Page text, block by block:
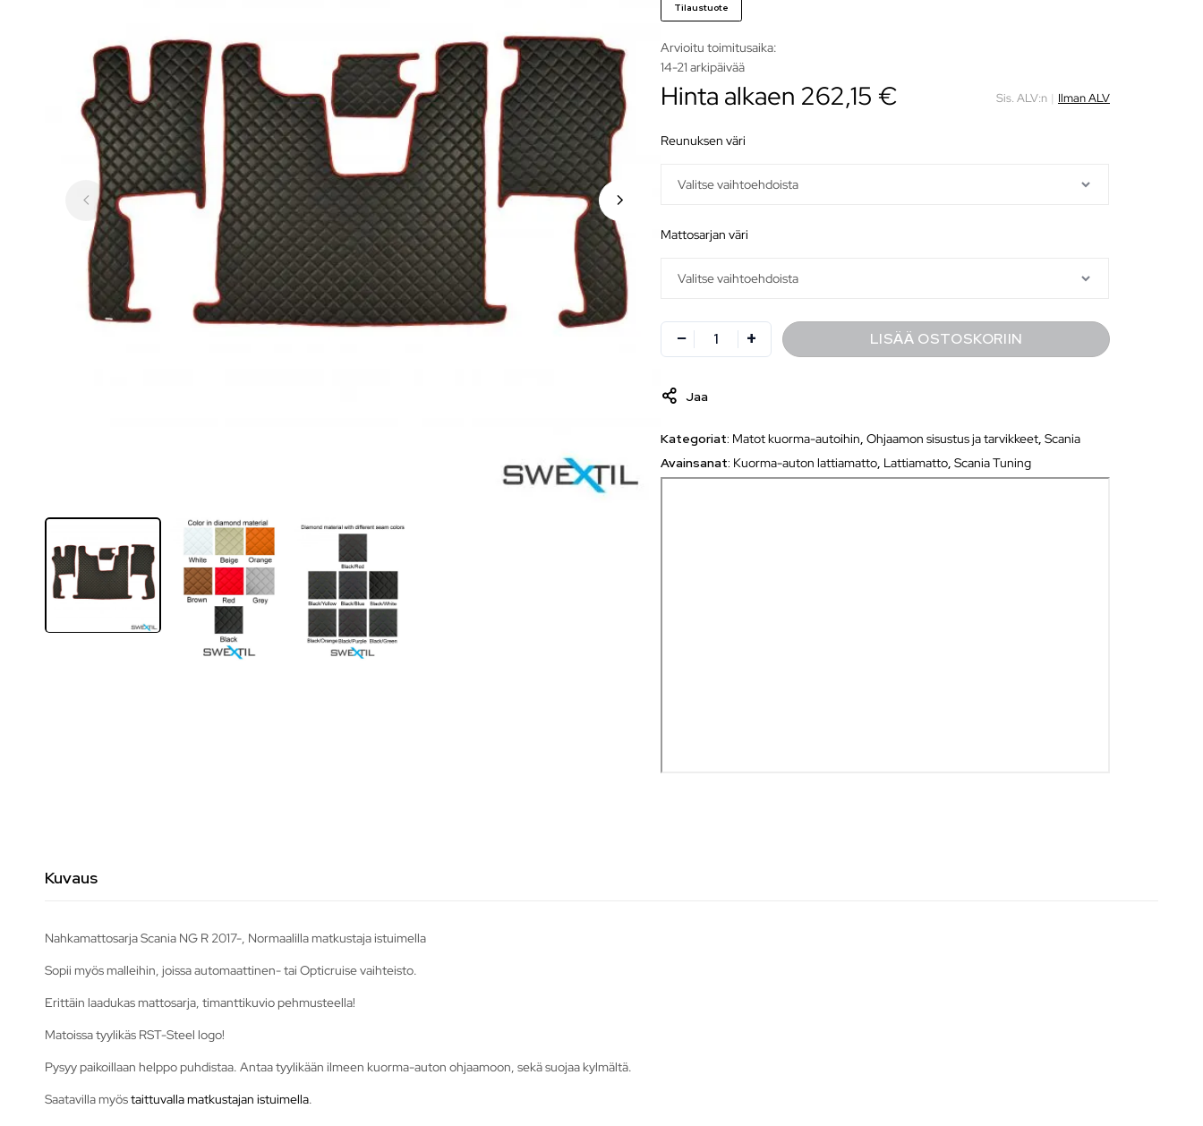
Tilaustuote
Arvioitu toimitusaika:
14-21 arkipäivää
Hinta alkaen 262,15 € Sis. ALV:n | Ilman ALV
reunuksen väri
mattosarjan väri
LISÄÄ OSTOSKORIIN
Jaa
Kategoriat: Matot kuorma-autoihin ,Ohjaamon sisustus ja tarvikkeet ,Scania
Avainsanat: Kuorma-auton lattiamatto Lattiamatto ,Scania Tuning
Kuvaus
Nahkamattosarja Scania NG R 2017-, Normaalilla matkustaja istuimella
Sopii myös malleihin, joissa automaattinen- tai Opticruise vaihteisto.
Erittäin laadukas mattosarja, timanttikuvio pehmusteella!
Matoissa tyylikäs RST-Steel logo!
Pysyy paikoillaan helppo puhdistaa. Antaa tyylikään ilmeen kuorma-auton ohjaamoon, sekä suojaa kylmältä.
Saatavilla myöstaittuvalla matkustajan istuimella.